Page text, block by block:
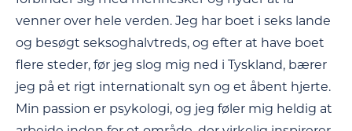
venner over hele verden. Jeg har boet i seks lande
og besøgt seksoghalvtreds, og efter at have boet
flere steder, før jeg slog mig ned i Tyskland, bærer
jeg på et rigt internationalt syn og et åbent hjerte.
Min passion er psykologi, og jeg føler mig heldig at